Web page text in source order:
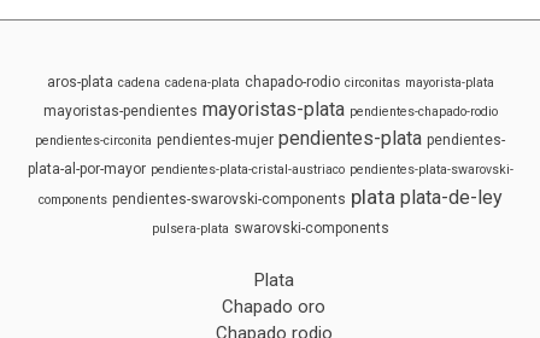
aros-plata cadena cadena-plata chapado-rodio circonitas mayorista-plata
mayoristas-pendientes mayoristas-plata pendientes-chapado-rodio
pendientes-circonita pendientes-mujer pendientes-plata pendientes-
plata-al-por-mayor pendientes-plata-cristal-austriaco pendientes-plata-swarovski-
components pendientes-swarovski-components plata plata-de-ley
pulsera-plata swarovski-components
Plata
Chapado oro
Chapado rodio